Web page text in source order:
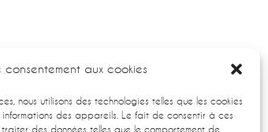
consentement aux cookies
nous utilisons des technologies telles que les cookies
des appareils. Le fait de consentir à ces
des données telles que le comportement de